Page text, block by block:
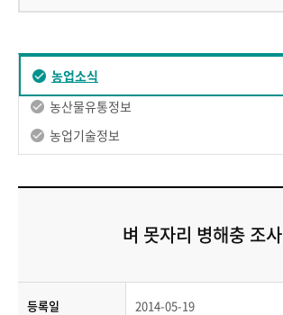
농업소식
농산물유통정보
농업기술정보
벼 못자리 병해충 조사
등록일 2014-05-19